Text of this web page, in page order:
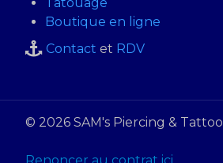
Boutique en ligne
Contact et RDV
© 2026 SAM's Piercing & Tattoo